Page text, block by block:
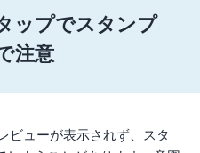
ップでスタンプ
注意
ビューが表示されず、スタ